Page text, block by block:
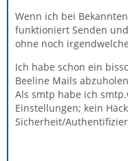
Wenn ich bei
funktioniert Senden
ohne noch
Ich habe schon ein
Beeline Mails
Als smtp habe ich
Einstellungen; kein
Sicherheit/